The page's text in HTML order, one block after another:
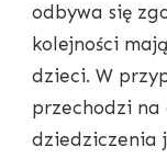
odbywa się
kolejności
dzieci. W
przechodzi na
dziedziczenia